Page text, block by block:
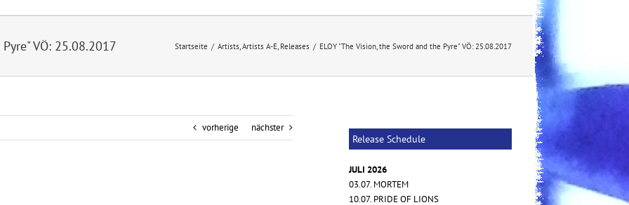
VÖ: 25.08.2017 Startseite / Artists Artists A-E Releases / ELOY "The Vision, the Sword and the Pyre" VÖ: 25.08.2017
vorherige nächster
Release Schedule
JULI 2026
03.07. MORTEM
10.07. PRIDE OF LIONS